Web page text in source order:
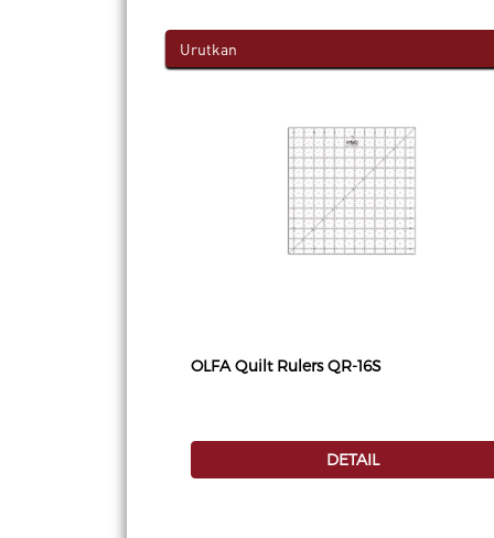
Urutkan
OLFA Quilt Rulers QR-16S
DETAIL